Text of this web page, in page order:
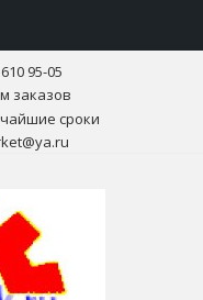
95-05
заказов
сроки